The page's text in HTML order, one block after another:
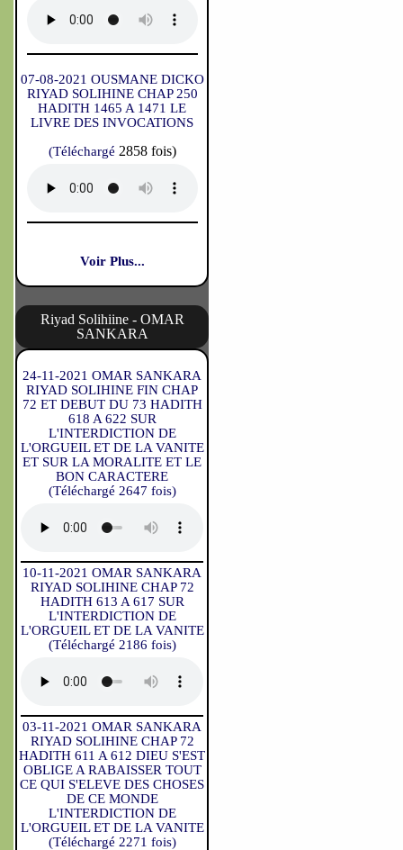
07-08-2021 OUSMANE DICKO
RIYAD SOLIHINE CHAP 250
HADITH 1465 A 1471 LE
LIVRE DES INVOCATIONS
(Téléchargé 2858 fois)
Voir Plus...
Riyad Solihiine - OMAR
SANKARA
24-11-2021 OMAR SANKARA
RIYAD SOLIHINE FIN CHAP
72 ET DEBUT DU 73 HADITH
618 A 622 SUR
L'INTERDICTION DE
L'ORGUEIL ET DE LA VANITE
ET SUR LA MORALITE ET LE
BON CARACTERE
(Téléchargé 2647 fois)
10-11-2021 OMAR SANKARA
RIYAD SOLIHINE CHAP 72
HADITH 613 A 617 SUR
L'INTERDICTION DE
L'ORGUEIL ET DE LA VANITE
(Téléchargé 2186 fois)
03-11-2021 OMAR SANKARA
RIYAD SOLIHINE CHAP 72
HADITH 611 A 612 DIEU S'EST
OBLIGE A RABAISSER TOUT
CE QUI S'ELEVE DES CHOSES
DE CE MONDE
L'INTERDICTION DE
L'ORGUEIL ET DE LA VANITE
(Téléchargé 2271 fois)